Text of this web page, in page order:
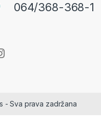
064/368-368-1
- Sva prava zadržana